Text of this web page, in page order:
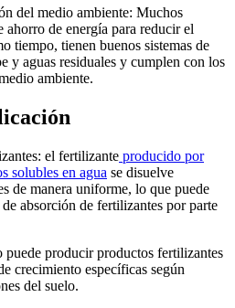
del medio ambiente: Muchos
ahorro de energía para reducir el
tiempo, tienen buenos sistemas de
y aguas residuales y cumplen con los
ambiente.
el fertilizante producido por
solubles en agua se disuelve
de manera uniforme, lo que puede
absorción de fertilizantes por parte
producir productos fertilizantes
crecimiento específicas según
del suelo.